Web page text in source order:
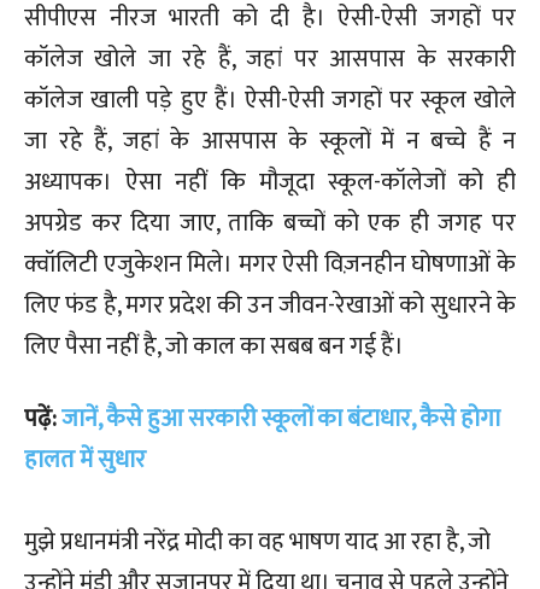
सीपीएस नीरज भारती को दी है। ऐसी-ऐसी जगहों पर
कॉलेज खोले जा रहे हैं, जहां पर आसपास के सरकारी
कॉलेज खाली पड़े हुए हैं। ऐसी-ऐसी जगहों पर स्कूल खोले
जा रहे हैं, जहां के आसपास के स्कूलों में न बच्चे हैं न
अध्यापक। ऐसा नहीं कि मौजूदा स्कूल-कॉलेजों को ही
अपग्रेड कर दिया जाए, ताकि बच्चों को एक ही जगह पर
क्वॉलिटी एजुकेशन मिले। मगर ऐसी विज़नहीन घोषणाओं के
लिए फंड है, मगर प्रदेश की उन जीवन-रेखाओं को सुधारने के
लिए पैसा नहीं है, जो काल का सबब बन गई हैं।
पढ़ें:जानें, कैसे हुआ सरकारी स्कूलों का बंटाधार, कैसे होगा
हालत में सुधार
मुझे प्रधानमंत्री नरेंद्र मोदी का वह भाषण याद आ रहा है, जो